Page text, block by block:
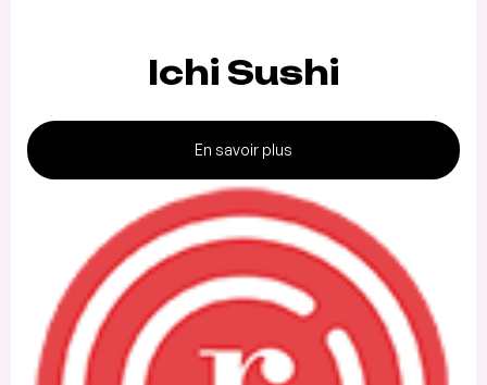
Ichi Sushi
En savoir plus